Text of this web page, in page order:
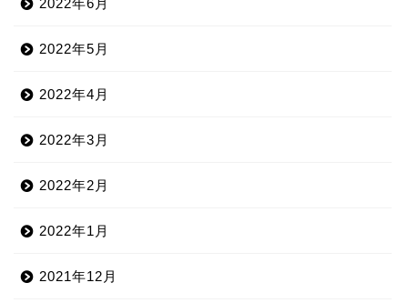
2022年6月
2022年5月
2022年4月
2022年3月
2022年2月
2022年1月
2021年12月